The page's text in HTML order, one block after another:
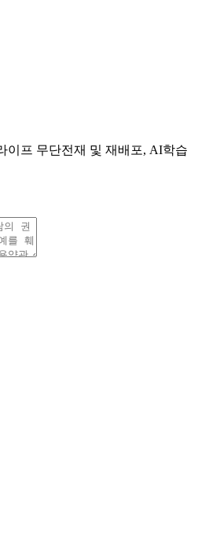
프 무단전재 및 재배포, AI학습